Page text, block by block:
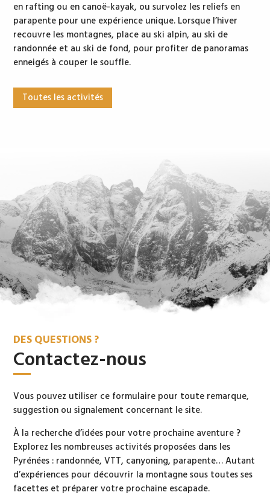
en rafting ou en canoë-kayak, ou survolez les reliefs en
parapente pour une expérience unique. Lorsque l’hiver
recouvre les montagnes, place au ski alpin, au ski de
randonnée et au ski de fond, pour profiter de panoramas
enneigés à couper le souffle.
Toutes les activités
DES QUESTIONS ?
Contactez-nous
Vous pouvez utiliser ce formulaire pour toute remarque,
suggestion ou signalement concernant le site.
À la recherche d’idées pour votre prochaine aventure ?
Explorez les nombreuses activités proposées dans les
Pyrénées : randonnée, VTT, canyoning, parapente… Autant
d’expériences pour découvrir la montagne sous toutes ses
facettes et préparer votre prochaine escapade.